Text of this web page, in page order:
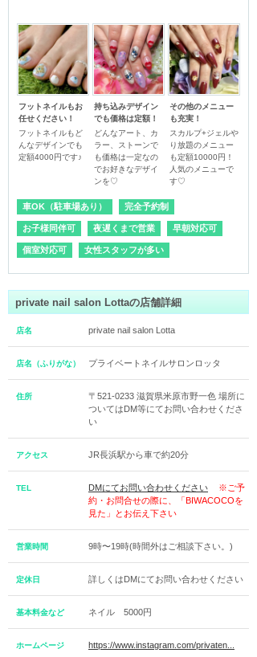
フットネイルもお
任せください！
フットネイルもど
んなデザインでも
定額4000円です♪
持ち込みデザイン
でも価格は定額！
どんなアート、カ
ラー、ストーンで
も価格は一定なの
でお好きなデザイ
ンを♡
その他のメニュー
も充実！
スカルプ+ジェルや
り放題のメニュー
も定額10000円！
人気のメニューで
す♡
車OK（駐車場あり） 完全予約制
お子様同伴可 夜遅くまで営業 早朝対応可
個室対応可 女性スタッフが多い
private nail salon Lottaの店舗詳細
店名 private nail salon Lotta
店名（ふりがな） プライベートネイルサロンロッタ
住所
〒521-0233 滋賀県米原市野一色 場所に
ついてはDM等にてお問い合わせくださ
い
アクセス JR長浜駅から車で約20分
TEL DMにてお問い合わせください
※ご予
約・お問合せの際に、「BIWACOCOを
見た」とお伝え下さい
営業時間 9時〜19時(時間外はご相談下さい。)
定休日 詳しくはDMにてお問い合わせください
基本料金など ネイル 5000円
ホームページ https://www.instagram.com/privaten...